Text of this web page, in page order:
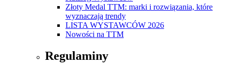
Złoty Medal TTM: marki i rozwiązania, które
wyznaczają trendy
LISTA WYSTAWCÓW 2026
Nowości na TTM
Regulaminy